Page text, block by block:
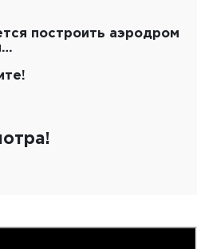
построить аэродром